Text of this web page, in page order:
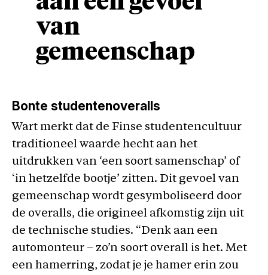
van
gemeenschap
Bonte studentenoveralls
Wart merkt dat de Finse studentencultuur
traditioneel waarde hecht aan het
uitdrukken van ‘een soort samenschap’ of
‘in hetzelfde bootje’ zitten. Dit gevoel van
gemeenschap wordt gesymboliseerd door
de overalls, die origineel afkomstig zijn uit
de technische studies. “Denk aan een
automonteur – zo’n soort overall is het. Met
een hamerring, zodat je je hamer erin zou